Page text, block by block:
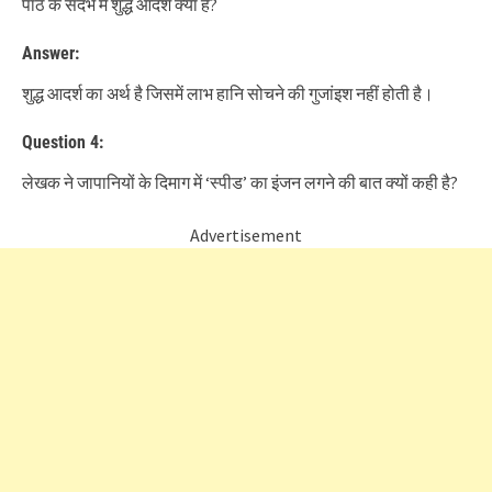
पाठ के संदर्भ में शुद्ध आदर्श क्या है?
Answer:
शुद्ध आदर्श का अर्थ है जिसमें लाभ हानि सोचने की गुजांइश नहीं होती है।
Question 4:
लेखक ने जापानियों के दिमाग में ‘स्पीड’ का इंजन लगने की बात क्यों कही है?
Advertisement